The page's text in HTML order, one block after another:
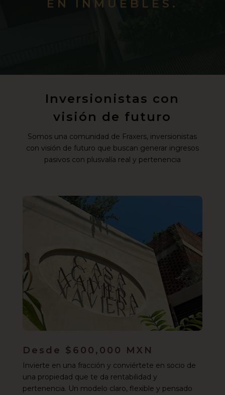
EN INMUEBLES.
Inversionistas con
visión de futuro
Somos una comunidad de Fraxers, inversionistas
con visión de futuro que buscan generar ingresos
pasivos con plusvalía real y pertenencia
Desde $600,000 MXN
Invierte en una fracción y conviértete en socio de
una propiedad que te da rentabilidad y
pertenencia. Un modelo claro, flexible y pensado